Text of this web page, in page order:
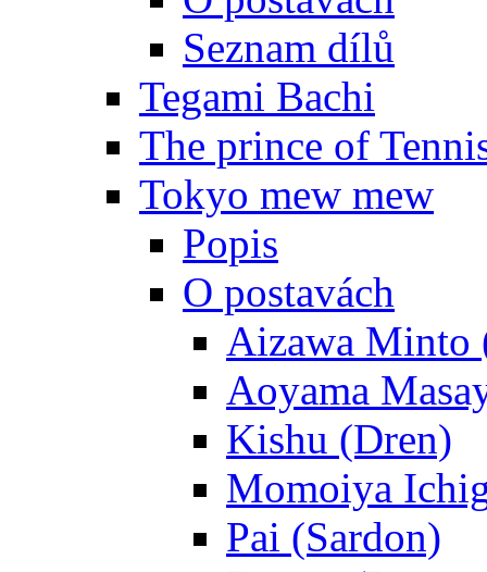
Seznam dílů
Tegami Bachi
The prince of
Tokyo mew mew
Popis
O postavách
Aizawa Minto
Aoyama
Kishu (Dren)
Momoiya
Pai (Sardon)